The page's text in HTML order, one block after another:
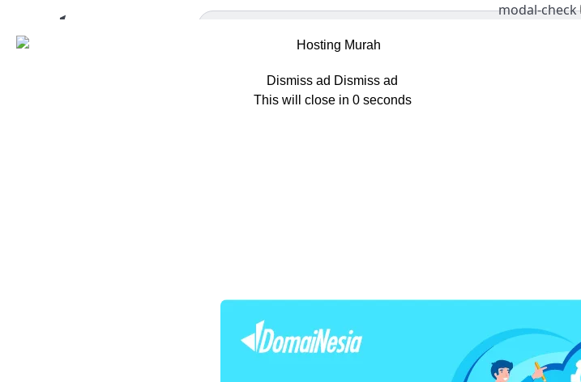
Apa Itu RunCloud? Platform Powerful
Apa Itu RunCloud?
modal-check
Dismiss ad Dismiss ad
This will close in 0seconds